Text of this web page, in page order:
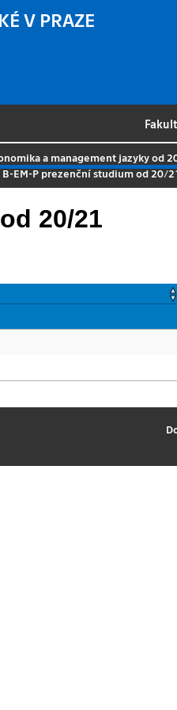
V PRAZE
a management jazyky od
B-EM-P prezenční studium od 20/
20/21